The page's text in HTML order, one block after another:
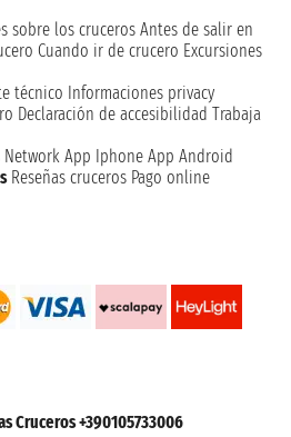
sobre los cruceros Antes de salir en
Cuando ir de crucero Excursiones
técnico Informaciones privacy
Declaración de accesibilidad Trabaja
Network App Iphone App Android
Reseñas cruceros Pago online
Cruceros +390105733006